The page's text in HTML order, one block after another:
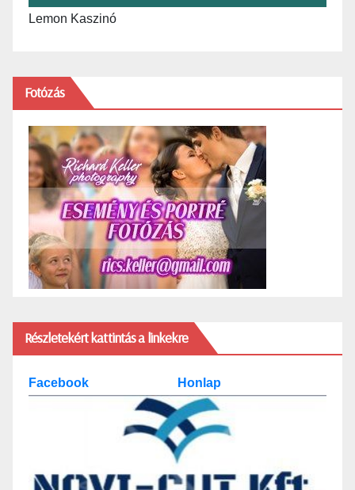
Lemon Kaszinó
Fotózás
Részletekért kattintás a linkekre
Facebook Honlap